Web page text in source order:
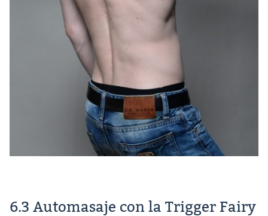
6.3 Automasaje con la Trigger Fairy